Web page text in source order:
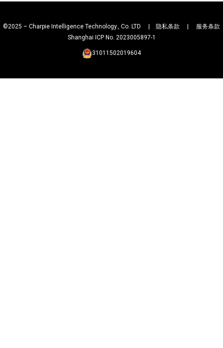
©2025 – Charpie Intelligence Technology., Co. LTD | 隐私条款
服务条款
Shanghai ICP No. 2023005897-1
31011502019604